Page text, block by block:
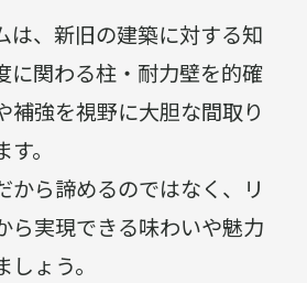
は、新旧の建築に対する知
に関わる柱・耐力壁を的確
補強を視野に大胆な間取り
。
から諦めるのではなく、リ
ら実現できる味わいや魅力
ょう。